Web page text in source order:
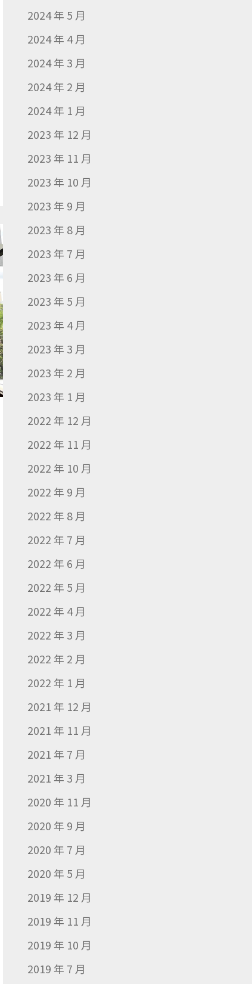
2024 年 5 月
2024 年 4 月
2024 年 3 月
2024 年 2 月
2024 年 1 月
2023 年 12 月
2023 年 11 月
2023 年 10 月
2023 年 9 月
2023 年 8 月
2023 年 7 月
2023 年 6 月
2023 年 5 月
2023 年 4 月
2023 年 3 月
2023 年 2 月
2023 年 1 月
2022 年 12 月
2022 年 11 月
2022 年 10 月
2022 年 9 月
2022 年 8 月
2022 年 7 月
2022 年 6 月
2022 年 5 月
2022 年 4 月
2022 年 3 月
2022 年 2 月
2022 年 1 月
2021 年 12 月
2021 年 11 月
2021 年 7 月
2021 年 3 月
2020 年 11 月
2020 年 9 月
2020 年 7 月
2020 年 5 月
2019 年 12 月
2019 年 11 月
2019 年 10 月
2019 年 7 月